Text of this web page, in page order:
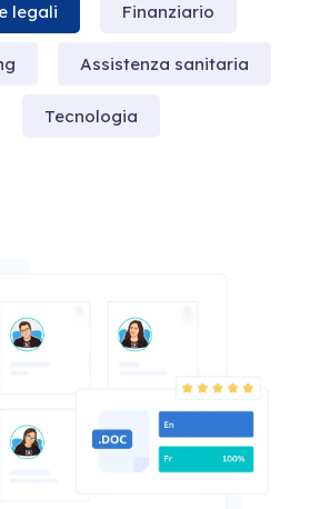
legali Finanziario
Assistenza sanitaria
Tecnologia